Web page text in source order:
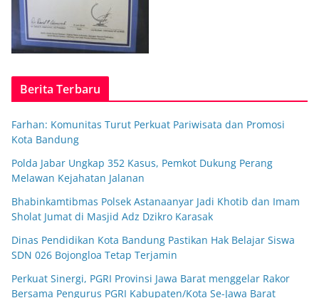
Berita Terbaru
Farhan: Komunitas Turut Perkuat Pariwisata dan Promosi
Kota Bandung
Polda Jabar Ungkap 352 Kasus, Pemkot Dukung Perang
Melawan Kejahatan Jalanan
Bhabinkamtibmas Polsek Astanaanyar Jadi Khotib dan Imam
Sholat Jumat di Masjid Adz Dzikro Karasak
Dinas Pendidikan Kota Bandung Pastikan Hak Belajar Siswa
SDN 026 Bojongloa Tetap Terjamin
Perkuat Sinergi, PGRI Provinsi Jawa Barat menggelar Rakor
Bersama Pengurus PGRI Kabupaten/Kota Se-Jawa Barat